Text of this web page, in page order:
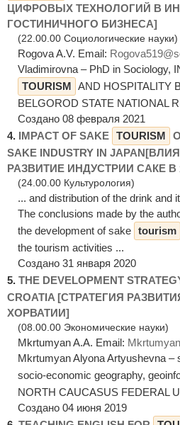
ЦИФРОВЫХ ТЕХНОЛОГИЙ В
ГОСТИНИЧНОГО БИЗНЕСА]
(22.00.00 Социологические науки)
Rogova A.V. Email:
Vladimirovna – PhD in Sociology,
TOURISM AND HOSPITALITY
BELGOROD STATE NATIONAL
Создано 08 февраля 2021
4. IMPACT OF SAKE TOURISM
SAKE INDUSTRY IN
РАЗВИТИЕ ИНДУСТРИИ САКЕ
(24.00.00 Культурология)
... and distribution of the drink and
The conclusions made by the
the development of sake tourism
the tourism activities ...
Создано 31 января 2020
5. THE DEVELOPMENT
CROATIA [СТРАТЕГИЯ
ХОРВАТИИ]
(08.00.00 Экономические науки)
Mkrtumyan A.A. Email:
Mkrtumyan Alyona Artyushevna –
socio-economic geography,
NORTH CAUCASUS FEDERAL
Создано 04 июня 2019